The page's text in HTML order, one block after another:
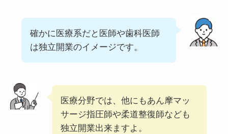
確かに医療系だと医師や歯科医師
は独立開業のイメージです。
医療分野では、他にもあん摩マッ
サージ指圧師や柔道整復師なども
独立開業出来ますよ。